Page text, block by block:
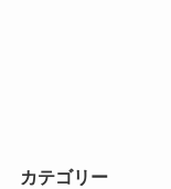
カテゴリー